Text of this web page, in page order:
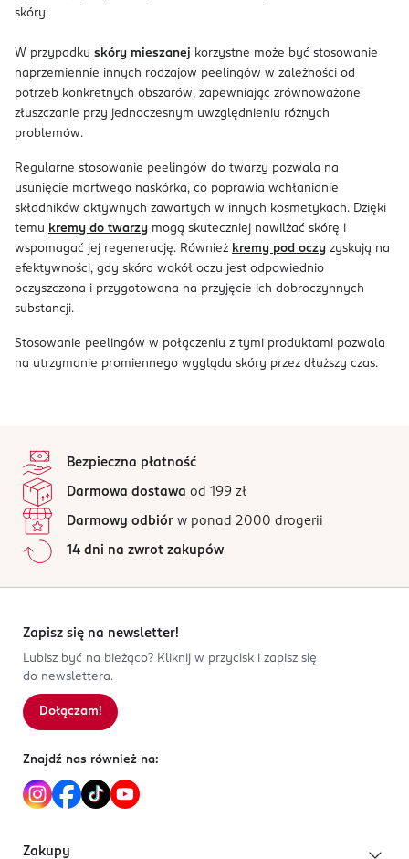
skóry.
W przypadku skóry mieszanej korzystne może być stosowanie
naprzemiennie innych rodzajów peelingów w zależności od
potrzeb konkretnych obszarów, zapewniając zrównoważone
złuszczanie przy jednoczesnym uwzględnieniu różnych
problemów.
Regularne stosowanie peelingów do twarzy pozwala na
usunięcie martwego naskórka, co poprawia wchłanianie
składników aktywnych zawartych w innych kosmetykach. Dzięki
temu kremy do twarzy mogą skuteczniej nawilżać skórę i
wspomagać jej regenerację. Również kremy pod oczy zyskują na
efektywności, gdy skóra wokół oczu jest odpowiednio
oczyszczona i przygotowana na przyjęcie ich dobroczynnych
substancji.
Stosowanie peelingów w połączeniu z tymi produktami pozwala
na utrzymanie promiennego wyglądu skóry przez dłuższy czas.
Bezpieczna płatność
Darmowa dostawa od 199 zł
Darmowy odbiór w ponad 2000 drogerii
14 dni na zwrot zakupów
Zapisz się na newsletter!
Lubisz być na bieżąco? Kliknij w przycisk i zapisz się
do newslettera.
Dołączam!
Znajdź nas również na:
Zakupy